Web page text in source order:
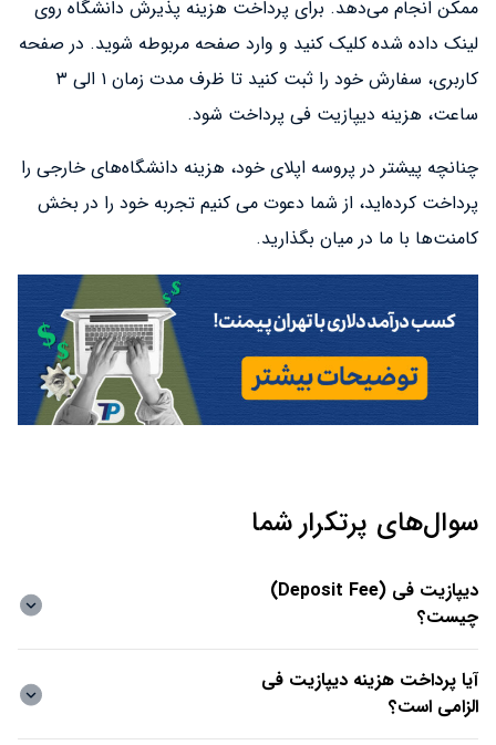
ممکن انجام می‌دهد. برای پرداخت هزینه پذیرش دانشگاه روی
لینک داده شده کلیک کنید و وارد صفحه مربوطه شوید. در صفحه
کاربری، سفارش خود را ثبت کنید تا ظرف مدت زمان ۱ الی ۳
ساعت، هزینه دیپازیت فی پرداخت شود.
چنانچه پیشتر در پروسه اپلای خود، هزینه دانشگاه‌های خارجی را
پرداخت کرده‌اید، از شما دعوت می کنیم تجربه خود را در بخش
کامنت‌ها با ما در میان بگذارید.
سوال‌های پرتکرار شما
دیپازیت فی (Deposit Fee)
چیست؟
آیا پرداخت هزینه دیپازیت فی
الزامی است؟